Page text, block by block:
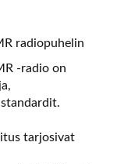
radiopuhelin
-radio on
tarjosivat